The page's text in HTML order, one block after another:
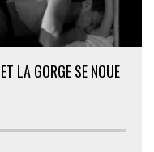
LA GORGE SE NOUE